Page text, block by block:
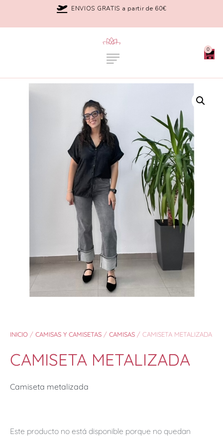
ENVIOS GRATIS a partir de 60€
0
INICIO / CAMISAS Y CAMISETAS / CAMISAS / CAMISETA METALIZADA
CAMISETA METALIZADA
Camiseta metalizada
Este producto no está disponible porque no quedan